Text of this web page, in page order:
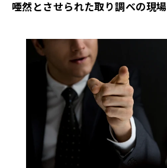
唖然とさせられた取り調べの現場